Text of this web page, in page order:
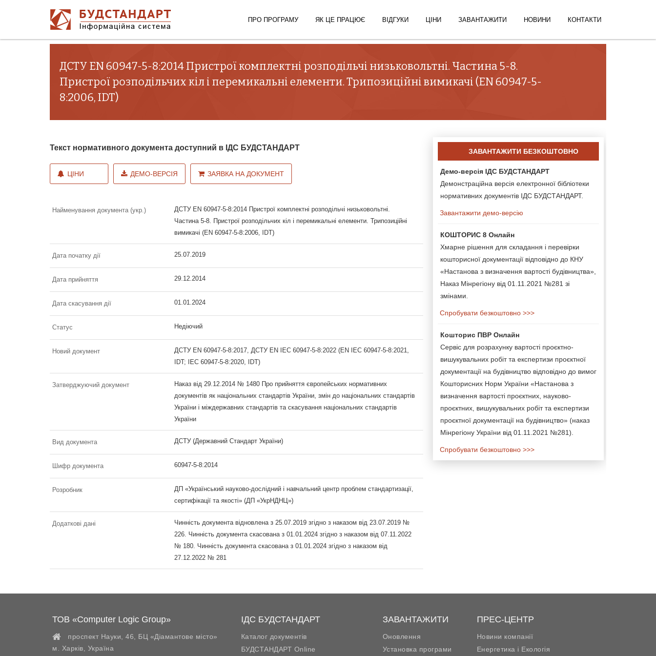
ПРО ПРОГРАМУ ЯК ЦЕ ПРАЦЮЄ ВІДГУКИ ЦІНИ ЗАВАНТАЖИТИ НОВИНИ КОНТАКТИ
ДСТУ EN 60947-5-8:2014 Пристрої комплектні розподільчі низьковольтні. Частина 5-8.
Пристрої розподільчих кіл і перемикальні елементи. Трипозиційні вимикачі (EN 60947-5-
8:2006, IDT)
Текст нормативного документа доступний в ІДС БУДСТАНДАРТ
ЦІНИ ДЕМО-ВЕРСІЯ ЗАЯВКА НА ДОКУМЕНТ
Найменування документа (укр.)
ДСТУ EN 60947-5-8:2014 Пристрої комплектні розподільчі низьковольтні.
Частина 5-8. Пристрої розподільчих кіл і перемикальні елементи. Трипозиційні
вимикачі (EN 60947-5-8:2006, IDT)
Дата початку дії 25.07.2019
Дата прийняття 29.12.2014
Дата скасування дії 01.01.2024
Статус Недіючий
Новий документ
ДСТУ EN 60947-5-8:2017, ДСТУ EN IEC 60947-5-8:2022 (EN IEC 60947-5-8:2021,
IDT; IEC 60947-5-8:2020, IDT)
Затверджуючий документ
Наказ від 29.12.2014 № 1480 Про прийняття європейських нормативних
документів як національних стандартів України, змін до національних стандартів
України і міждержавних стандартів та скасування національних стандартів
України
Вид документа ДСТУ (Державний Стандарт України)
Шифр документа 60947-5-8:2014
Розробник
ДП «Український науково-дослідний і навчальний центр проблем стандартизації,
сертифікації та якості» (ДП «УкрНДНЦ»)
Додаткові дані
Чинність документа відновлена з 25.07.2019 згідно з наказом від 23.07.2019 №
226. Чинність документа скасована з 01.01.2024 згідно з наказом від 07.11.2022
№ 180. Чинність документа скасована з 01.01.2024 згідно з наказом від
27.12.2022 № 281
ЗАВАНТАЖИТИ БЕЗКОШТОВНО
Демо-версія ІДС БУДСТАНДАРТ
Демонстраційна версія електронної бібліотеки
нормативних документів ІДС БУДСТАНДАРТ.
Завантажити демо-версію
КОШТОРИС 8 Онлайн
Хмарне рішення для складання і перевірки
кошторисної документації відповідно до КНУ
«Настанова з визначення вартості будівництва»,
Наказ Мінрегіону від 01.11.2021 №281 зі
змінами.
Спробувати безкоштовно >>>
Кошторис ПВР Онлайн
Сервіс для розрахунку вартості проєктно-
вишукувальних робіт та експертизи проєктної
документації на будівництво відповідно до вимог
Кошторисних Норм України «Настанова з
визначення вартості проєктних, науково-
проєктних, вишукувальних робіт та експертизи
проєктної документації на будівництво» (наказ
Мінрегіону України від 01.11.2021 №281).
Спробувати безкоштовно >>>
ТОВ «Computer Logic Group»
проспект Науки, 46, БЦ «Діамантове місто»
м. Харків
Україна
ІДС БУДСТАНДАРТ
Каталог документів
БУДСТАНДАРТ Online
ЗАВАНТАЖИТИ
Оновлення
Установка програми
ПРЕС-ЦЕНТР
Новини компанії
Енергетика і Екологія